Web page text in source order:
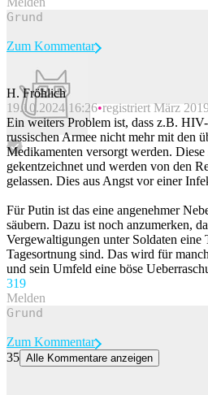
Beitrag melden
Zum Kommentar
H. Fröhlich
19.10.2024 16:26 registriert März
Ein weiters Problem ist, dass z.B.
russischen Armee nicht mehr mit den
Medikamenten versorgt werden.
gekentzeichnet und werden von den
gelassen. Dies aus Angst vor einer
Für Putin ist das eine angenehmer
säubern. Dazu ist noch anzumerken,
Vergewaltigungen unter Soldaten eine
Tagesortnung sind. Das wird für
und sein Umfeld eine böse
319
Melden
Zum Kommentar
35 Alle Kommentare anzeigen